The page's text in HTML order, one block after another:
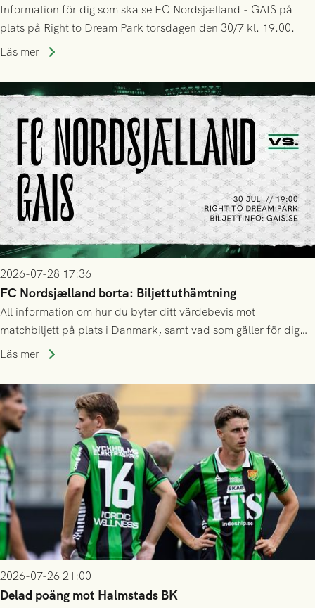
Information för dig som ska se FC Nordsjælland - GAIS på
plats på Right to Dream Park torsdagen den 30/7 kl. 19.00.
Läs mer
2026-07-28 17:36
FC Nordsjælland borta: Biljettuthämtning
All information om hur du byter ditt värdebevis mot
matchbiljett på plats i Danmark, samt vad som gäller för dig
som står på reservlista eller fått förhinder.
Läs mer
2026-07-26 21:00
Delad poäng mot Halmstads BK